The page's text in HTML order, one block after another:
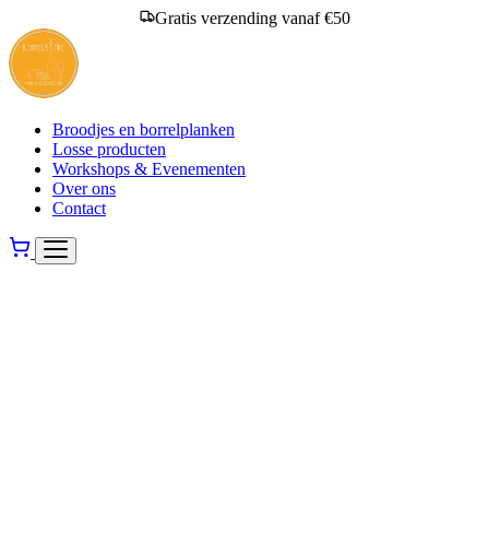
Gratis verzending vanaf €50
Broodjes en borrelplanken
Losse producten
Workshops & Evenementen
Over ons
Contact